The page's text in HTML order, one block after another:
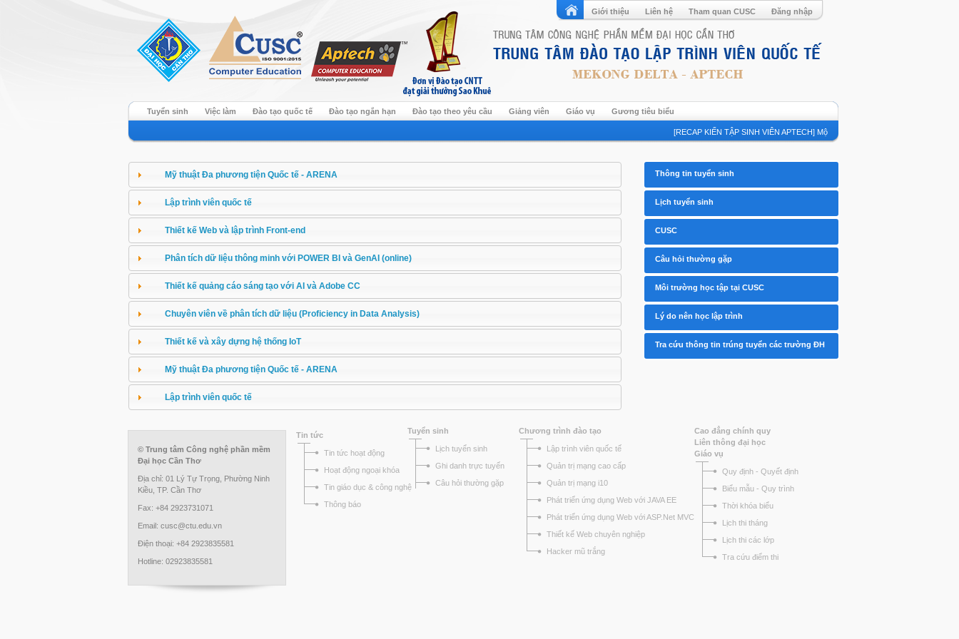
Giới thiệu Liên hệ Tham quan CUSC Đăng nhập
Tuyển sinh Việc làm Đào tạo quốc tế Đào tạo ngắn hạn Đào tạo theo yêu cầu Giảng viên Giáo vụ Gương tiêu biểu
[RECAP KIẾN TẬP SINH VIÊN APTECH] Một ngày "onboard" tại doanh nghiệp
Mỹ thuật Đa phương tiện Quốc tế - ARENA
Lập trình viên quốc tế
Thiết kế Web và lập trình Front-end
Phân tích dữ liệu thông minh với POWER BI và GenAI (online)
Thiết kế quảng cáo sáng tạo với AI và Adobe CC
Chuyên viên về phân tích dữ liệu (Proficiency in Data Analysis)
Thiết kế và xây dựng hệ thống IoT
Mỹ thuật Đa phương tiện Quốc tế - ARENA
Lập trình viên quốc tế
Thông tin tuyển sinh
Lịch tuyển sinh
CUSC
Câu hỏi thường gặp
Môi trường học tập tại CUSC
Lý do nên học lập trình
Tra cứu thông tin trúng tuyển các trường ĐH
© Trung tâm Công nghệ phần mềm
Đại học Cần Thơ
Địa chỉ: 01 Lý Tự Trọng, Phường Ninh
Kiều, TP. Cần Thơ
Fax: +84 2923731071
Email: cusc@ctu.edu.vn
Điện thoại: +84 2923835581
Hotline: 02923835581
Tin tức
Tin tức hoạt động
Hoạt động ngoại khóa
Tin giáo dục & công nghệ
Thông báo
Tuyển sinh
Lịch tuyển sinh
Ghi danh trực tuyến
Câu hỏi thường gặp
Chương trình đào tạo
Lập trình viên quốc tế
Quản trị mạng cao cấp
Quản trị mạng i10
Phát triển ứng dụng Web với JAVA EE
Phát triển ứng dụng Web với ASP.Net MVC
Thiết kế Web chuyên nghiệp
Hacker mũ trắng
Cao đẳng chính quy
Liên thông đại học
Giáo vụ
Quy định - Quyết định
Biểu mẫu - Quy trình
Thời khóa biểu
Lịch thi tháng
Lịch thi các lớp
Tra cứu điểm thi